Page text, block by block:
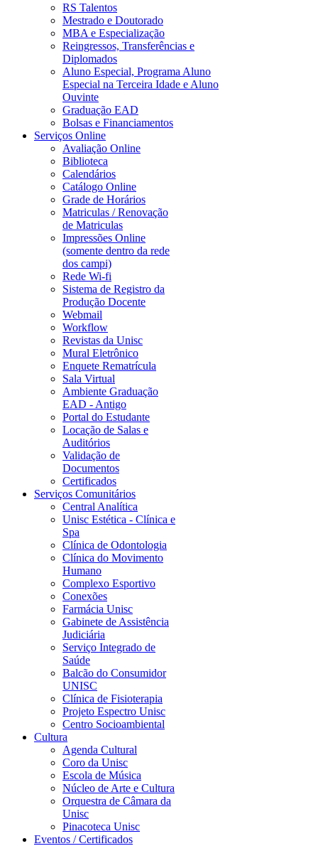
RS Talentos
Mestrado e Doutorado
MBA e Especialização
Reingressos, Transferências e
Diplomados
Aluno Especial, Programa Aluno
Especial na Terceira Idade e Aluno
Ouvinte
Graduação EAD
Bolsas e Financiamentos
Serviços Online
Avaliação Online
Biblioteca
Calendários
Catálogo Online
Grade de Horários
Matriculas / Renovação
de Matriculas
Impressões Online
(somente dentro da rede
dos campi)
Rede Wi-fi
Sistema de Registro da
Produção Docente
Webmail
Workflow
Revistas da Unisc
Mural Eletrônico
Enquete Rematrícula
Sala Virtual
Ambiente Graduação
EAD - Antigo
Portal do Estudante
Locação de Salas e
Auditórios
Validação de
Documentos
Certificados
Serviços Comunitários
Central Analítica
Unisc Estética - Clínica e
Spa
Clínica de Odontologia
Clínica do Movimento
Humano
Complexo Esportivo
Conexões
Farmácia Unisc
Gabinete de Assistência
Judiciária
Serviço Integrado de
Saúde
Balcão do Consumidor
UNISC
Clínica de Fisioterapia
Projeto Espectro Unisc
Centro Socioambiental
Cultura
Agenda Cultural
Coro da Unisc
Escola de Música
Núcleo de Arte e Cultura
Orquestra de Câmara da
Unisc
Pinacoteca Unisc
Eventos / Certificados